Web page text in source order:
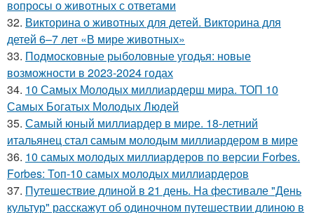
вопросы о животных с ответами
32. Викторина о животных для детей. Викторина для
детей 6–7 лет «В мире животных»
33. Подмосковные рыболовные угодья: новые
возможности в 2023-2024 годах
34. 10 Самых Молодых миллиардерш мира. ТОП 10
Самых Богатых Молодых Людей
35. Самый юный миллиардер в мире. 18-летний
итальянец стал самым молодым миллиардером в мире
36. 10 самых молодых миллиардеров по версии Forbes.
Forbes: Топ-10 самых молодых миллиардеров
37. Путешествие длиной в 21 день. На фестивале "День
культур" расскажут об одиночном путешествии длиною в